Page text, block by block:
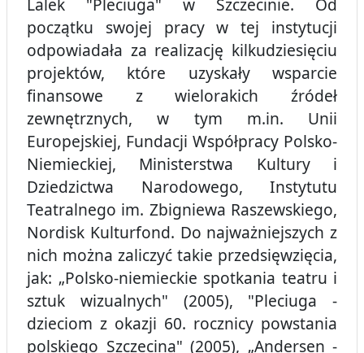
Lalek "Pleciuga" w Szczecinie. Od
początku swojej pracy w tej instytucji
odpowiadała za realizację kilkudziesięciu
projektów, które uzyskały wsparcie
finansowe z wielorakich źródeł
zewnętrznych, w tym m.in. Unii
Europejskiej, Fundacji Współpracy Polsko-
Niemieckiej, Ministerstwa Kultury i
Dziedzictwa Narodowego, Instytutu
Teatralnego im. Zbigniewa Raszewskiego,
Nordisk Kulturfond. Do najważniejszych z
nich można zaliczyć takie przedsięwzięcia,
jak: „Polsko-niemieckie spotkania teatru i
sztuk wizualnych" (2005), "Pleciuga -
dzieciom z okazji 60. rocznicy powstania
polskiego Szczecina" (2005), „Andersen -